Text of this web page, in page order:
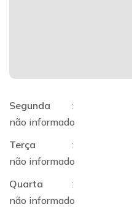
Segunda
:
não informado
Terça
:
não informado
Quarta
:
não informado